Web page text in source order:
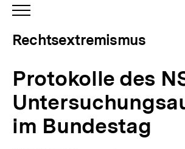
im
Bundestag
Rechtsextremismus
INHALTSNAVIGATION
Rechtsextremismus
Protokolle des
im Bundestag